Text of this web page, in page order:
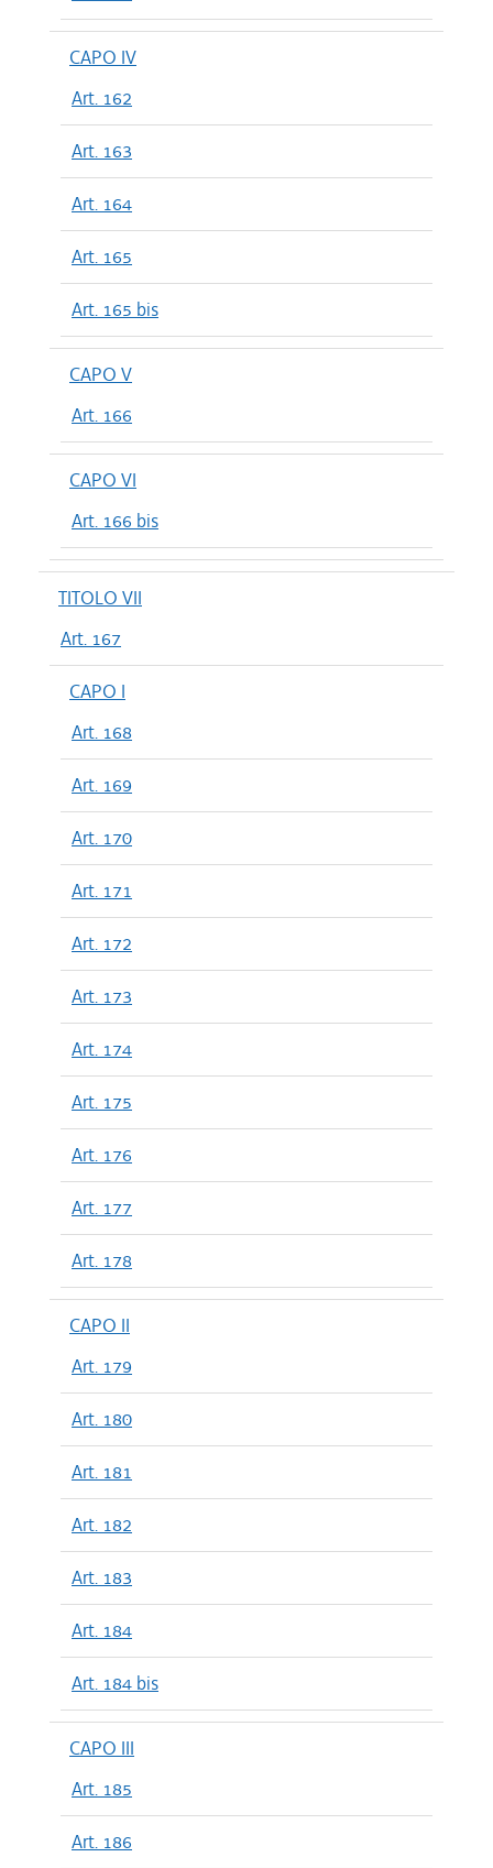
CAPO IV
Art. 162
Art. 163
Art. 164
Art. 165
Art. 165 bis
CAPO V
Art. 166
CAPO VI
Art. 166 bis
TITOLO VII
Art. 167
CAPO I
Art. 168
Art. 169
Art. 170
Art. 171
Art. 172
Art. 173
Art. 174
Art. 175
Art. 176
Art. 177
Art. 178
CAPO II
Art. 179
Art. 180
Art. 181
Art. 182
Art. 183
Art. 184
Art. 184 bis
CAPO III
Art. 185
Art. 186